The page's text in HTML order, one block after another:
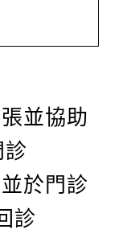
並協助
診
於門診
診